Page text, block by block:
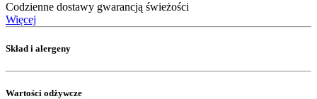
Codzienne dostawy gwarancją świeżości
Więcej
Skład i alergeny
Wartości odżywcze